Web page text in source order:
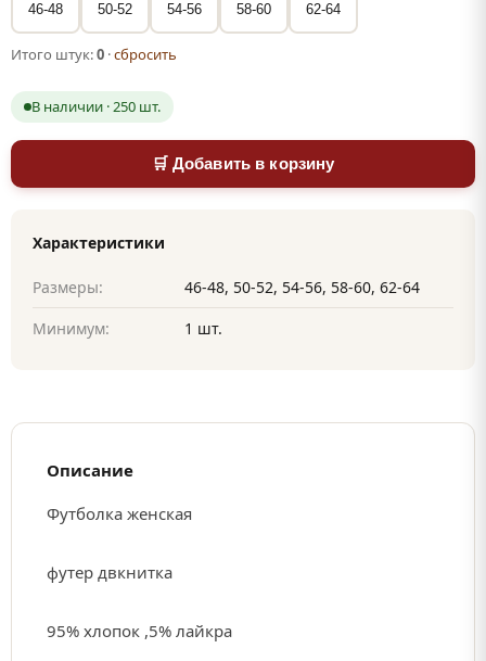
46-48 50-52 54-56 58-60 62-64
Итого штук:0 ·сбросить
В наличии · 250 шт.
🛒 Добавить в корзину
Характеристики
Размеры:
46-48, 50-52, 54-56, 58-60, 62-64
Минимум:
1 шт.
Описание
Футболка женская
футер двкнитка
95% хлопок ,5% лайкра